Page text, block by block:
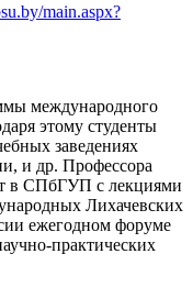
main.aspx?
международного
этому студенты
заведениях
и др. Профессора
в СПбГУП с лекциями
Лихачевских
ежегодном форуме
практических